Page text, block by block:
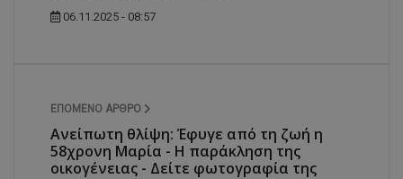
06.11.2025 - 08:57
ΕΠΌΜΕΝΟ ΆΡΘΡΟ
Ανείπωτη θλίψη: Έφυγε από τη ζωή η
58χρονη Μαρία - Η παράκληση της
οικογένειας - Δείτε φωτογραφία της